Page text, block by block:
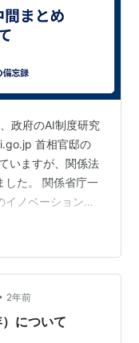
政府のAI制度研究
首相官邸の
いますが、関係法
した。 関係省庁一
ノベーション促
指摘ありました
す。これらへの対
いただきました中
を中心に、平大
ーション加速と
2年前
について